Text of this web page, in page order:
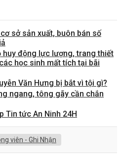
sở sản xuất, buôn bán số
huy động lực lượng, trang thiết
học sinh mất tích tại bãi
Văn Hưng bị bắt vì tội gì?
ngang, tông gãy cần chắn
Tin tức An Ninh 24H
viên - Ghi Nhận